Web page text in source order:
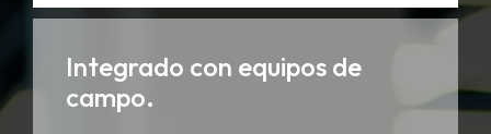
Integrado con equipos de
campo.